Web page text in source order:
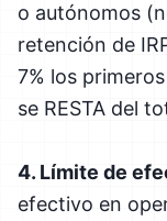
o autónomos
retención de
7% los
se RESTA del
4. Límite de
efectivo en